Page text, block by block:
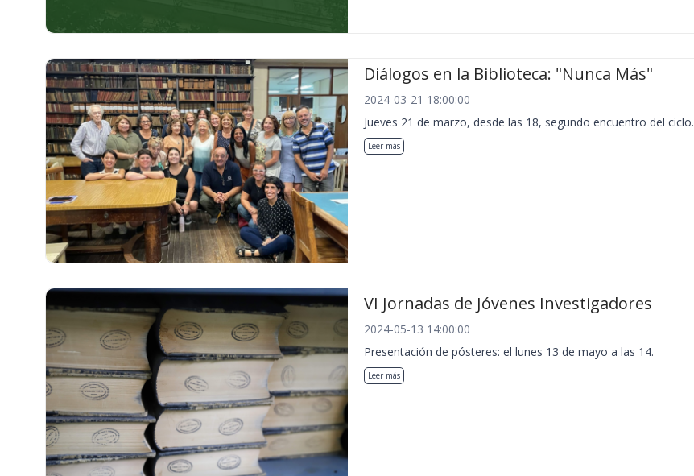
Diálogos en la Biblioteca: "Nunca Más"
2024-03-21 18:00:00
Jueves 21 de marzo, desde las 18, segundo encuentro del ciclo.
Leer más
VI Jornadas de Jóvenes Investigadores
2024-05-13 14:00:00
Presentación de pósteres: el lunes 13 de mayo a las 14.
Leer más